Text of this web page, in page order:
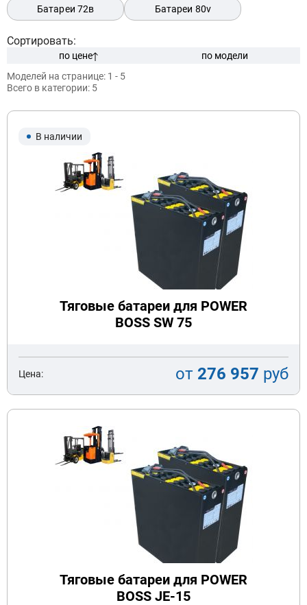
Батареи 72в Батареи 80v
Сортировать:
по цене
по модели
Моделей на странице: 1 - 5
Всего в категории: 5
В наличии
Тяговые батареи для POWER
BOSS SW 75
Цена: от 276 957 руб
Тяговые батареи для POWER
BOSS JE-15